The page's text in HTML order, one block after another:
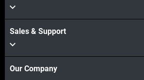
Sales & Support
Our Company